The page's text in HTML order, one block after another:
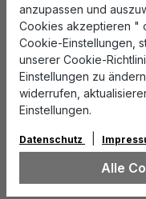
anzupassen und
Cookies akzeptieren "
Cookie-Einstellungen,
unserer Cookie-
Einstellungen zu
widerrufen,
Einstellungen.
Datenschutz
Alle